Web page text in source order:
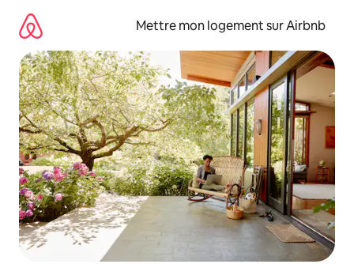
directement
contenu
Mettre mon logement sur Airbnb